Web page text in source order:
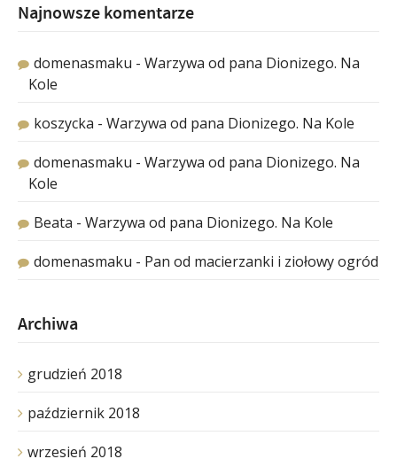
Najnowsze komentarze
domenasmaku - Warzywa od pana Dionizego. Na
Kole
koszycka - Warzywa od pana Dionizego. Na Kole
domenasmaku - Warzywa od pana Dionizego. Na
Kole
Beata - Warzywa od pana Dionizego. Na Kole
domenasmaku - Pan od macierzanki i ziołowy ogród
Archiwa
grudzień 2018
październik 2018
wrzesień 2018